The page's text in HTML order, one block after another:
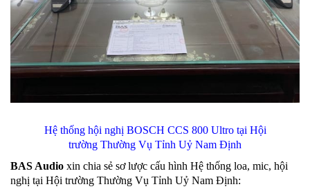
Hệ thống hội nghị BOSCH CCS 800 Ultro tại Hội
trường Thường Vụ Tỉnh Uỷ Nam Định
BAS Audio xin chia sẻ sơ lược cấu hình Hệ thống loa, mic, hội
nghị tại Hội trường Thường Vụ Tỉnh Uỷ Nam Định: